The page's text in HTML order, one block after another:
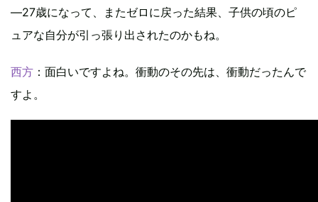
―27歳になって、またゼロに戻った結果、子供の頃のピ
ュアな自分が引っ張り出されたのかもね。
西方 ：面白いですよね。衝動のその先は、衝動だったんで
すよ。